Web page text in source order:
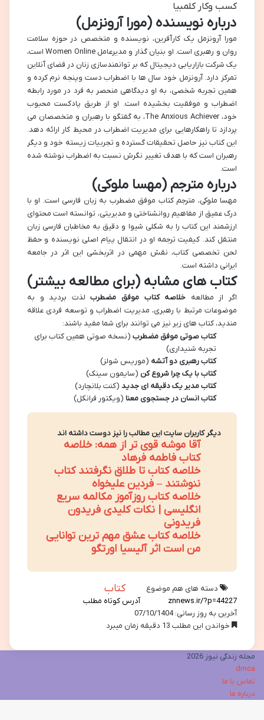
کسب وکار کلمبیا
درباره نویسنده (مورا آرونزمل)
مورا آرونزمل یک کارآفرین، نویسنده و متخصص در حوزه سلامت
روان و رهبری است. او بنیان گذار و مدیرعامل Women Online است،
یک شرکت بازاریابی دیجیتال که بر توانمندسازی زنان در فضای آنلاین
تمرکز دارد. آرونزمل خود سال ها با اضطراب دست وپنجه نرم کرده و
همین تجربه شخصی، به او دیدگاهی منحصر به فرد در مورد رابطه
اضطراب و موفقیت بخشیده است. او از طریق پادکست محبوب
خود، The Anxious Achiever، به گفتگو با رهبران و متخصصان می
پردازد تا راهکارهایی برای مدیریت اضطراب در محیط کار ارائه دهد.
این کتاب نیز حاصل تحقیقات گسترده و تجربیات زیسته خود و دیگر
رهبران است که با هدف تغییر نگرش نسبت به اضطراب نوشته شده
است.
درباره مترجم (مهسا ملوکی)
مهسا ملوکی، مترجم کتاب موفق مضطرب به زبان فارسی است. او با
درک عمیق از مفاهیم روانشناختی و مدیریتی، توانسته است محتوای
ارزشمند این کتاب را به شکلی شیوا و دقیق به مخاطبان فارسی زبان
منتقل کند. کیفیت ترجمه او در انتقال پیام اصلی نویسنده و حفظ
لحن تخصصی کتاب، نقش مهمی در اثربخشی این اثر در جامعه
ایرانی داشته است.
کتاب های مشابه (برای مطالعه بیشتر)
اگر از مطالعه خلاصه کتاب موفق مضطربلذت بردید و به
موضوعات مرتبط با رهبری، مدیریت اضطراب و توسعه فردی علاقه
مندید، کتاب های زیر نیز می توانند برای شما مفید باشند:
کتاب صوتی موفق مضطرب (نسخه صوتی همین کتاب برای
تجربه شنیداری)
کتاب رهبری دو آتشه (موریس شولز)
کتاب با یک چرا شروع کن (سایمون سینک)
کتاب مدیر یک دقیقه ای جدید (کنت بلانچارد)
کتاب انسان در جستجوی معنا (ویکتور فرانکل)
دیگر کاربران سایت این مطالب را نیز دوست داشته اند
آقا موشه قوی تر از همه: خلاصه
کتاب فاطمه فرهاد
خلاصه کتاب تا طلاق نگرفتند کتاب
ننوشتند – فردین علیخواه
خلاصه کتاب روزآموز مکالمه سریع
انگلیسی | نکات کلیدی فریدون
فریدونی
خلاصه کتاب عشق مهم ترین توانایی
من است اثر آلیسیا اورتگو
دسته های هم موضوع کتاب
آدرس کوتاه مطلب
آخرین به روز رسانی: 07/10/1404
خواندن این مطلب 13 دقیقه زمان میبرد
مجله زندگی نیوز 2026
dmca
تماس با ما
درباره ما